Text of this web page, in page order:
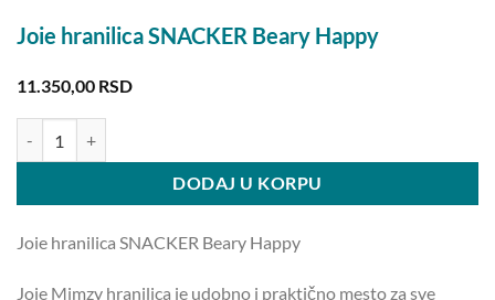
Joie hranilica SNACKER Beary Happy
11.350,00 RSD
DODAJ U KORPU
Joie hranilica SNACKER Beary Happy
Joie Mimzy hranilica je udobno i praktično mesto za sve